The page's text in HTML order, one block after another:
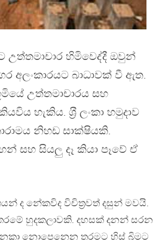
හිමිවෙද්දී ඔවුන්
අලංකාරයට බාධාවක් වී ඇත.
උත්තමාචාරය සහ
හැකිය. ශ‍්‍රී ලංකා හමුදාව
නිහඩ සාක්ෂියකි.
සහ සියලු දෑ කියා පෑවේ ඒ
ද නේකවිද විචිත‍්‍රවත් දසුන් මවයි.
හුදකලාවකි. දහසක් දනන් සරන
නොපෙනෙන තරමට හිස් බිමට